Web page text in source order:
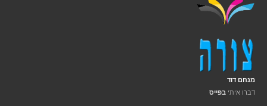
מנחם דוד
דברו איתי בפייס